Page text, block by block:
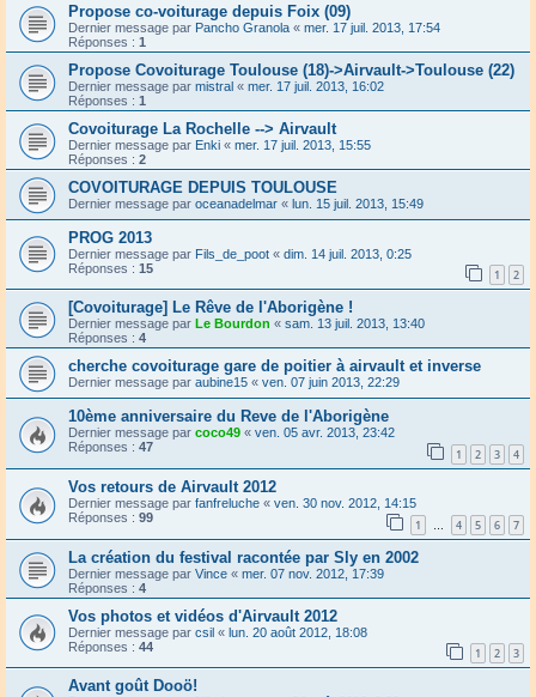
Propose co-voiturage depuis Foix (09)
Dernier message par Pancho Granola « mer. 17 juil. 2013, 17:54
Réponses : 1
Propose Covoiturage Toulouse (18)->Airvault->Toulouse (22)
Dernier message par mistral « mer. 17 juil. 2013, 16:02
Réponses : 1
Covoiturage La Rochelle --> Airvault
Dernier message par Enki « mer. 17 juil. 2013, 15:55
Réponses : 2
COVOITURAGE DEPUIS TOULOUSE
Dernier message par oceanadelmar « lun. 15 juil. 2013, 15:49
PROG 2013
Dernier message par Fils_de_poot « dim. 14 juil. 2013, 0:25
Réponses : 15 1 2
[Covoiturage] Le Rêve de l'Aborigène !
Dernier message par Le Bourdon « sam. 13 juil. 2013, 13:40
Réponses : 4
cherche covoiturage gare de poitier à airvault et inverse
Dernier message par aubine15 « ven. 07 juin 2013, 22:29
10ème anniversaire du Reve de l'Aborigène
Dernier message par coco49 « ven. 05 avr. 2013, 23:42
Réponses : 47 1 2 3 4
Vos retours de Airvault 2012
Dernier message par fanfreluche « ven. 30 nov. 2012, 14:15
Réponses : 99 1 … 4 5 6 7
La création du festival racontée par Sly en 2002
Dernier message par Vince « mer. 07 nov. 2012, 17:39
Réponses : 4
Vos photos et vidéos d'Airvault 2012
Dernier message par csil « lun. 20 août 2012, 18:08
Réponses : 44 1 2 3
Avant goût Dooö!